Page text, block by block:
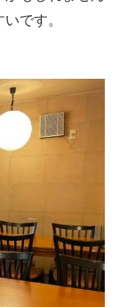
です。